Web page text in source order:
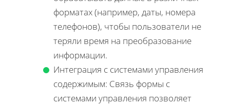
форматах (например, даты, номера
телефонов), чтобы пользователи не
теряли время на преобразование
информации.
Интеграция с системами управления
содержимым: Связь формы с
системами управления позволяет